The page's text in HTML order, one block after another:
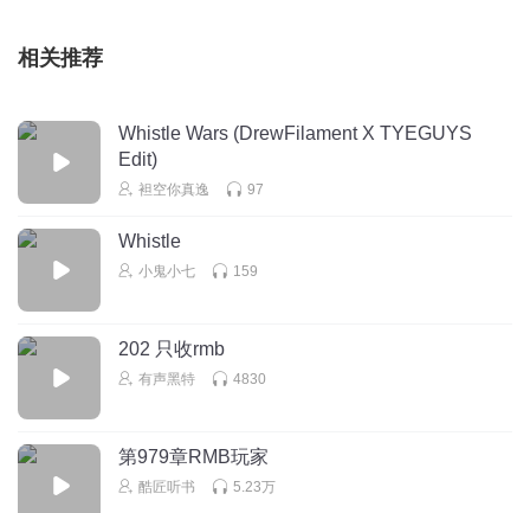
相关推荐
Whistle Wars (DrewFilament X TYEGUYS
Edit)
袒空你真逸 97
Whistle
小鬼小七 159
202 只收rmb
有声黑特 4830
第979章RMB玩家
酷匠听书 5.23万